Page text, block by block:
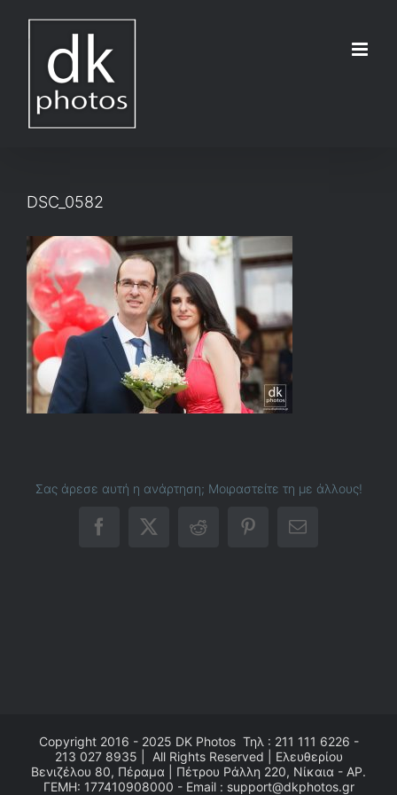
DSC_0582
Σας άρεσε αυτή η ανάρτηση; Μοιραστείτε τη με άλλους!
Facebook
X RedditPinterestEmail
Copyright 2016 - 2025 DK PhotosΤηλ : 211 111 6226 -
213 027 8935 | All Rights Reserved | Ελευθερίου
Βενιζέλου 80, Πέραμα | Πέτρου Ράλλη 220, Νίκαια - ΑΡ.
ΓΕΜΗ: 177410908000 - Email : support@dkphotos.gr